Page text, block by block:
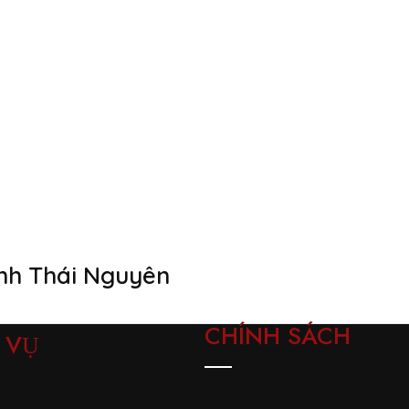
Thái Nguyên
CHÍNH SÁCH